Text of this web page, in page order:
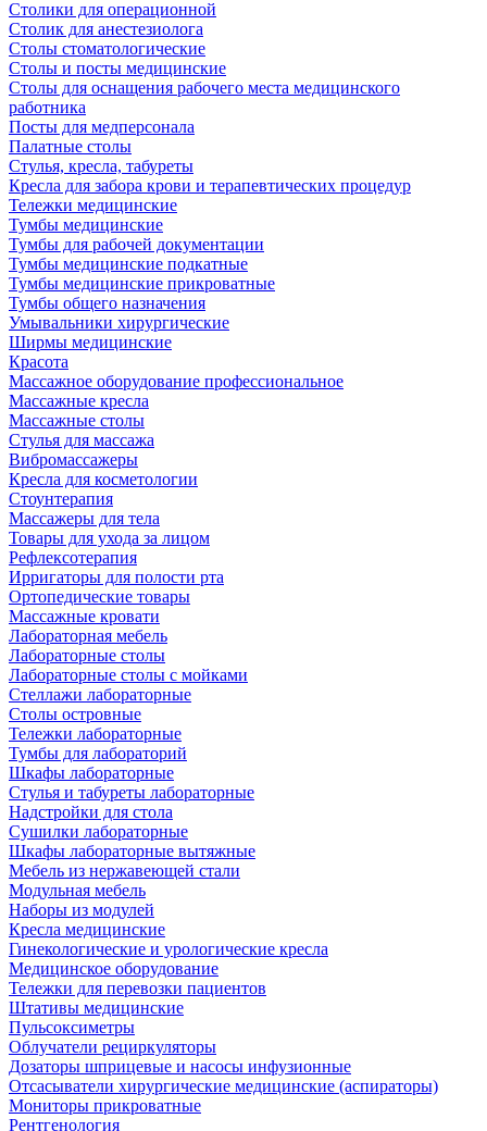
Столики для операционной
Столик для анестезиолога
Столы стоматологические
Столы и посты медицинские
Столы для оснащения рабочего места медицинского
работника
Посты для медперсонала
Палатные столы
Стулья, кресла, табуреты
Кресла для забора крови и терапевтических процедур
Тележки медицинские
Тумбы медицинские
Тумбы для рабочей документации
Тумбы медицинские подкатные
Тумбы медицинские прикроватные
Тумбы общего назначения
Умывальники хирургические
Ширмы медицинские
Красота
Массажное оборудование профессиональное
Массажные кресла
Массажные столы
Стулья для массажа
Вибромассажеры
Кресла для косметологии
Стоунтерапия
Массажеры для тела
Товары для ухода за лицом
Рефлексотерапия
Ирригаторы для полости рта
Ортопедические товары
Массажные кровати
Лабораторная мебель
Лабораторные столы
Лабораторные столы с мойками
Стеллажи лабораторные
Столы островные
Тележки лабораторные
Тумбы для лабораторий
Шкафы лабораторные
Стулья и табуреты лабораторные
Надстройки для стола
Сушилки лабораторные
Шкафы лабораторные вытяжные
Мебель из нержавеющей стали
Модульная мебель
Наборы из модулей
Кресла медицинские
Гинекологические и урологические кресла
Медицинское оборудование
Тележки для перевозки пациентов
Штативы медицинские
Пульсоксиметры
Облучатели рециркуляторы
Дозаторы шприцевые и насосы инфузионные
Отсасыватели хирургические медицинские (аспираторы)
Мониторы прикроватные
Рентгенология